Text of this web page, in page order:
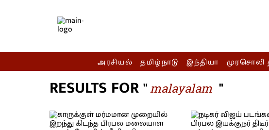
அரசியல் தமிழ்நாடு இந்தியா
RESULTS FOR "malayalam "